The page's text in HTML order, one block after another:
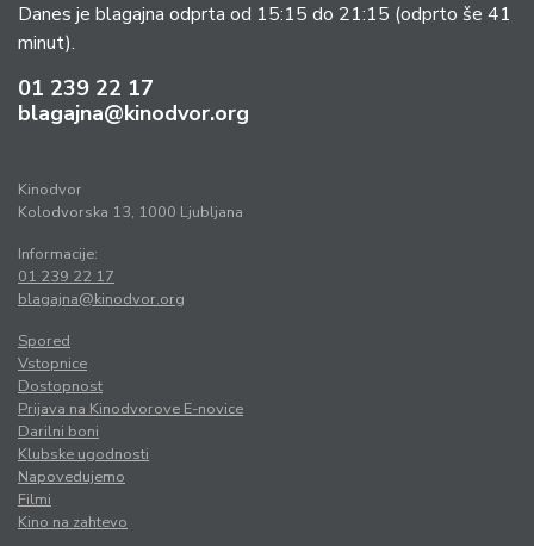
Danes je blagajna odprta od 15:15 do 21:15 (odprto še 41
minut).
01 239 22 17
blagajna@kinodvor.org
Kinodvor
Kolodvorska 13, 1000 Ljubljana
Informacije:
01 239 22 17
blagajna@kinodvor.org
Spored
Vstopnice
Dostopnost
Prijava na Kinodvorove E-novice
Darilni boni
Klubske ugodnosti
Napovedujemo
Filmi
Kino na zahtevo